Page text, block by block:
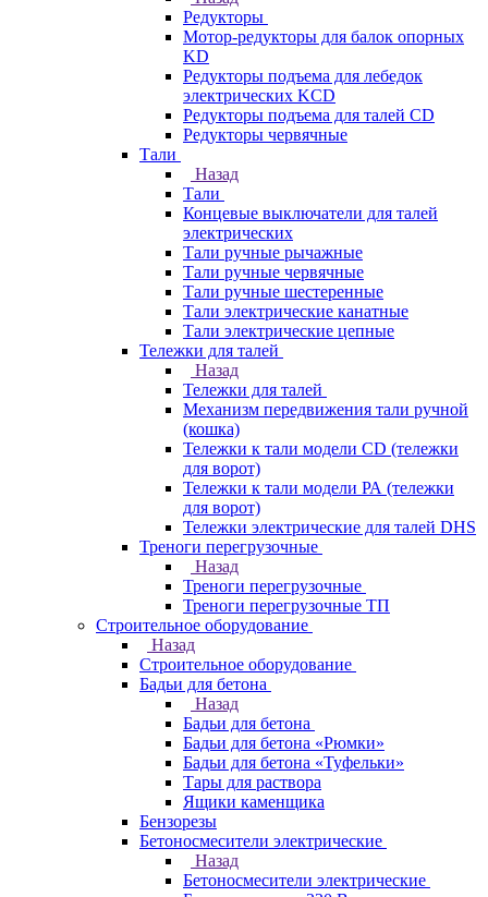
Редукторы
Мотор-редукторы для балок опорных
KD
Редукторы подъема для лебедок
электрических KCD
Редукторы подъема для талей CD
Редукторы червячные
Тали
Назад
Тали
Концевые выключатели для талей
электрических
Тали ручные рычажные
Тали ручные червячные
Тали ручные шестеренные
Тали электрические канатные
Тали электрические цепные
Тележки для талей
Назад
Тележки для талей
Механизм передвижения тали ручной
(кошка)
Тележки к тали модели CD (тележки
для ворот)
Тележки к тали модели РА (тележки
для ворот)
Тележки электрические для талей DHS
Треноги перегрузочные
Назад
Треноги перегрузочные
Треноги перегрузочные ТП
Строительное оборудование
Назад
Строительное оборудование
Бадьи для бетона
Назад
Бадьи для бетона
Бадьи для бетона «Рюмки»
Бадьи для бетона «Туфельки»
Тары для раствора
Ящики каменщика
Бензорезы
Бетоносмесители электрические
Назад
Бетоносмесители электрические